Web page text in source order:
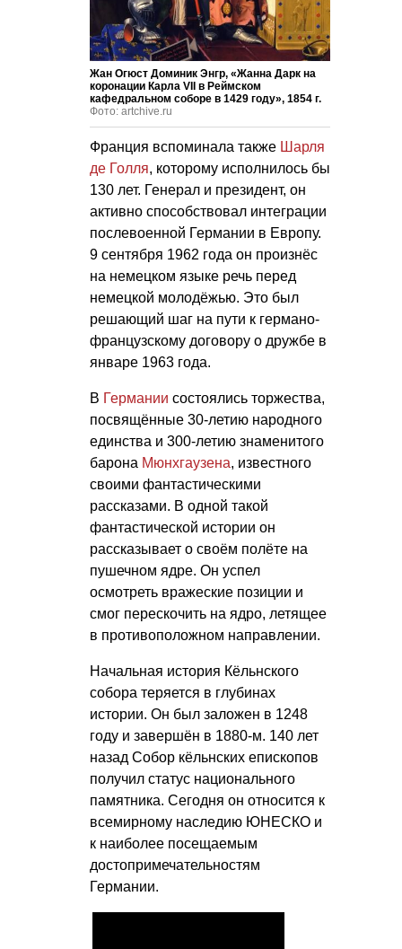
Жан Огюст Доминик Энгр, «Жанна Дарк на
коронации Карла VII в Реймском
кафедральном соборе в 1429 году», 1854 г.
Фото: artchive.ru
Франция вспоминала также Шарля
де Голля, которому исполнилось бы
130 лет. Генерал и президент, он
активно способствовал интеграции
послевоенной Германии в Европу.
9 сентября 1962 года он произнёс
на немецком языке речь перед
немецкой молодёжью. Это был
решающий шаг на пути к германо-
французскому договору о дружбе в
январе 1963 года.
В Германии состоялись торжества,
посвящённые 30-летию народного
единства и 300-летию знаменитого
барона Мюнхгаузена, известного
своими фантастическими
рассказами. В одной такой
фантастической истории он
рассказывает о своём полёте на
пушечном ядре. Он успел
осмотреть вражеские позиции и
смог перескочить на ядро, летящее
в противоположном направлении.
Начальная история Кёльнского
собора теряется в глубинах
истории. Он был заложен в 1248
году и завершён в 1880-м. 140 лет
назад Собор кёльнских епископов
получил статус национального
памятника. Сегодня он относится к
всемирному наследию ЮНЕСКО и
к наиболее посещаемым
достопримечательностям
Германии.